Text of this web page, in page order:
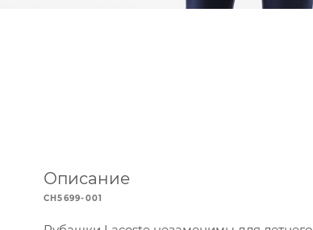
Описание
CH5699-001